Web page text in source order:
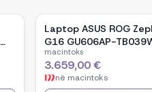
Laptop ASUS ROG
G16 GU606AP-
inch OLED, Intel Core
386H, NVIDIA GeForce
5070, 32GB RAM, 1TB
macintoks
3.659,00 €
në macintoks